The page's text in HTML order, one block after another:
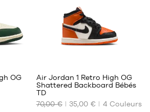
OG
NOS
DISPONIBLES
Air Jordan 1 Retro High OG
Shattered Backboard Bébés
TD
70,00 €
35,00 € 4Couleurs